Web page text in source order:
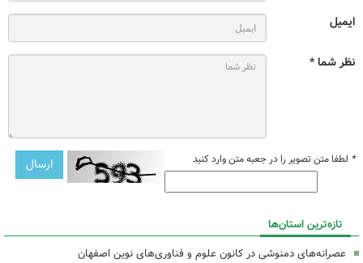
ایمیل
نظر شما *
* لطفا متن تصویر را در جعبه متن وارد کنید
تازه‌ترین استان‌ها
عصرانه‌های دمنوشی در کانون علوم و فناوری‌های نوین اصفهان